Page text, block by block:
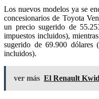
Los nuevos modelos ya se
concesionarios de Toyota
un precio sugerido de
impuestos incluidos),
sugerido de 69.900
incluidos).
ver más El Renault